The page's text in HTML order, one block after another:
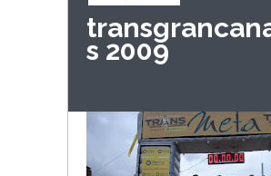
:
s 2009